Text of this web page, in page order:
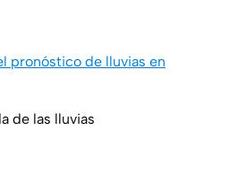
pronóstico de lluvias en
de las lluvias